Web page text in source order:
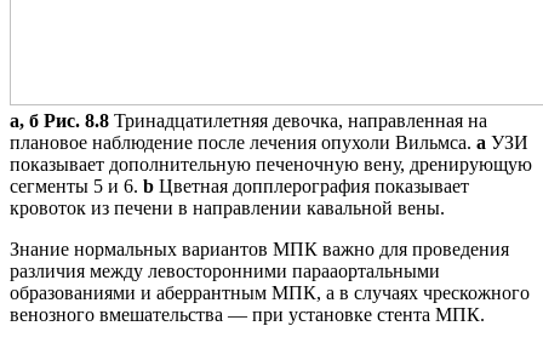
а, б Рис. 8.8 Тринадцатилетняя девочка, направленная на
плановое наблюдение после лечения опухоли Вильмса. a УЗИ
показывает дополнительную печеночную вену, дренирующую
сегменты 5 и 6. b Цветная допплерография показывает
кровоток из печени в направлении кавальной вены.
Знание нормальных вариантов МПК важно для проведения
различия между левосторонними парааортальными
образованиями и аберрантным МПК, а в случаях чрескожного
венозного вмешательства — при установке стента МПК.